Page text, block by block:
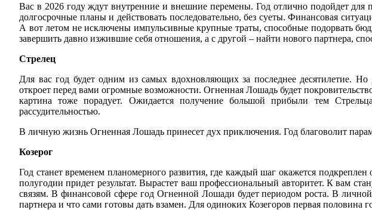
Вас в 2026 году ждут внутренние и внешние перемены. Год отлично подойдет
долгосрочные планы и действовать последовательно, без суеты. Финансовая
А вот летом не исключены импульсивные крупные траты, способные подорвать
завершить давно изжившие себя отношения, а с другой – найти нового партнера,
Стрелец
Для вас год будет одним из самых вдохновляющих за последнее десятилетие. Но
откроет перед вами огромные возможности. Огненная Лошадь будет
картина тоже порадует. Ожидается получение большой прибыли тем
рассудительностью.
В личную жизнь Огненная Лошадь принесет дух приключения. Год благоволит
Козерог
Год станет временем планомерного развития, где каждый шаг окажется
полугодии придет результат. Вырастет ваш профессиональный авторитет. К вам
связям. В финансовой сфере год Огненной Лошади будет периодом роста. В
партнера и что сами готовы дать взамен. Для одиноких Козегоров первая половина